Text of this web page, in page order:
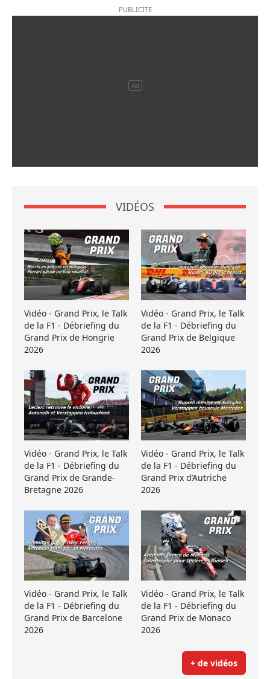
VIDÉOS
Vidéo - Grand Prix, le Talk
de la F1 - Débriefing du
Grand Prix de Hongrie
2026
Vidéo - Grand Prix, le Talk
de la F1 - Débriefing du
Grand Prix de Belgique
2026
Vidéo - Grand Prix, le Talk
de la F1 - Débriefing du
Grand Prix de Grande-
Bretagne 2026
Vidéo - Grand Prix, le Talk
de la F1 - Débriefing du
Grand Prix d’Autriche
2026
Vidéo - Grand Prix, le Talk
de la F1 - Débriefing du
Grand Prix de Barcelone
2026
Vidéo - Grand Prix, le Talk
de la F1 - Débriefing du
Grand Prix de Monaco
2026
+ de vidéos